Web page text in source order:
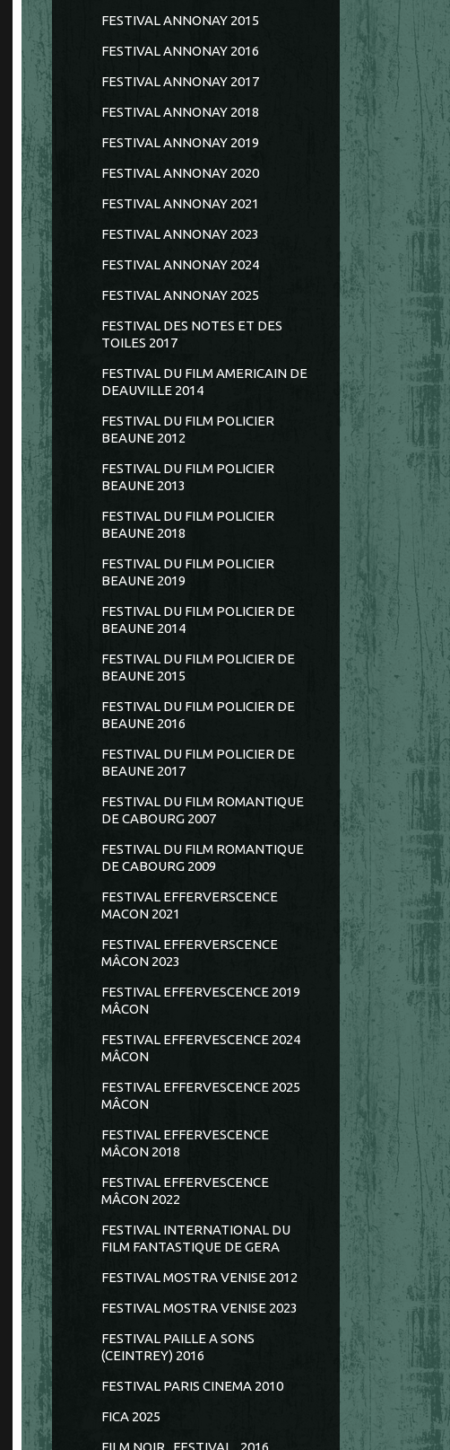
FESTIVAL ANNONAY 2015
FESTIVAL ANNONAY 2016
FESTIVAL ANNONAY 2017
FESTIVAL ANNONAY 2018
FESTIVAL ANNONAY 2019
FESTIVAL ANNONAY 2020
FESTIVAL ANNONAY 2021
FESTIVAL ANNONAY 2023
FESTIVAL ANNONAY 2024
FESTIVAL ANNONAY 2025
FESTIVAL DES NOTES ET DES
TOILES 2017
FESTIVAL DU FILM AMERICAIN DE
DEAUVILLE 2014
FESTIVAL DU FILM POLICIER
BEAUNE 2012
FESTIVAL DU FILM POLICIER
BEAUNE 2013
FESTIVAL DU FILM POLICIER
BEAUNE 2018
FESTIVAL DU FILM POLICIER
BEAUNE 2019
FESTIVAL DU FILM POLICIER DE
BEAUNE 2014
FESTIVAL DU FILM POLICIER DE
BEAUNE 2015
FESTIVAL DU FILM POLICIER DE
BEAUNE 2016
FESTIVAL DU FILM POLICIER DE
BEAUNE 2017
FESTIVAL DU FILM ROMANTIQUE
DE CABOURG 2007
FESTIVAL DU FILM ROMANTIQUE
DE CABOURG 2009
FESTIVAL EFFERVERSCENCE
MACON 2021
FESTIVAL EFFERVERSCENCE
MÂCON 2023
FESTIVAL EFFERVESCENCE 2019
MÂCON
FESTIVAL EFFERVESCENCE 2024
MÂCON
FESTIVAL EFFERVESCENCE 2025
MÂCON
FESTIVAL EFFERVESCENCE
MÂCON 2018
FESTIVAL EFFERVESCENCE
MÂCON 2022
FESTIVAL INTERNATIONAL DU
FILM FANTASTIQUE DE GERA
FESTIVAL MOSTRA VENISE 2012
FESTIVAL MOSTRA VENISE 2023
FESTIVAL PAILLE A SONS
(CEINTREY) 2016
FESTIVAL PARIS CINEMA 2010
FICA 2025